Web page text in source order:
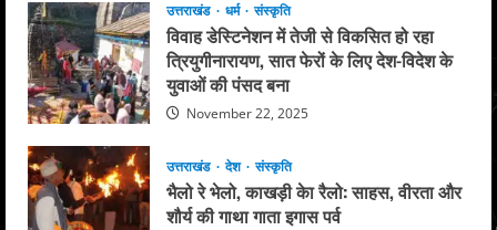
उत्तराखंड धर्म संस्कृति
विवाह डेस्टिनेशन में तेजी से विकसित हो रहा
त्रियुगीनारायण, सात फेरों के लिए देश-विदेश के
युवाओं की पंसद बना
November 22, 2025
उत्तराखंड देश संस्कृति
भैलो रे भेलो, काखड़ी केा रैलो: साहस, वीरता और
शौर्य की गाथा गाता इगास पर्व